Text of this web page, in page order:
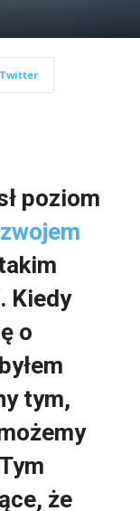
Twitter
poziom
Kiedy
o
tym,
że